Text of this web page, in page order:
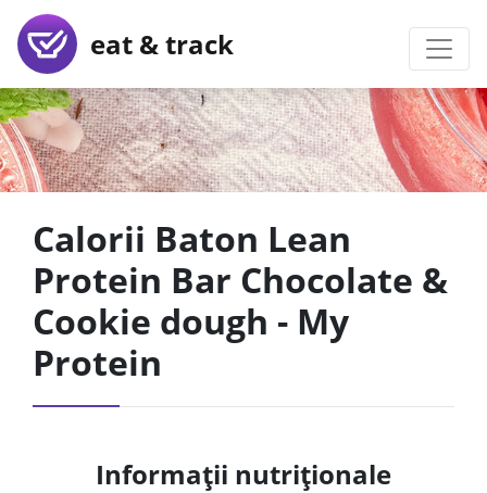
eat & track
Calorii Baton Lean
Protein Bar Chocolate &
Cookie dough - My
Protein
Informații nutriționale